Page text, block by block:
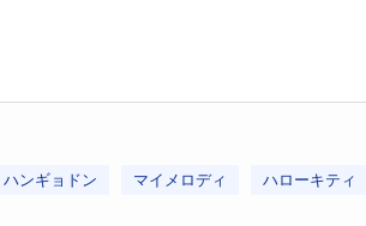
ハンギョドン マイメロディ ハローキティ